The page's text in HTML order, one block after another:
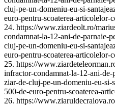
cluj-pe-un-domeniu-eu-si-
euro-pentru-scoaterea-articolelor-
24. https://www.ziardeolt.ro/
condamnat-la-12-ani-de-parnaie-
cluj-pe-un-domeniu-eu-si-
euro-pentru-scoaterea-articolelor-
25. https://
infractor-condamnat-la-12-ani-
ziar-de-cluj-pe-un-domeniu-eu-si-
500-de-euro-pentru-scoaterea-
26. https://